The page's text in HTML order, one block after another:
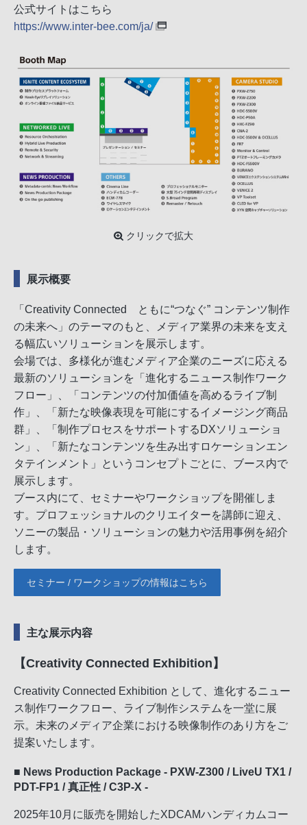
公式サイトはこちら
https://www.inter-bee.com/ja/
クリックで拡大
展示概要
「Creativity Connected ともに“つなぐ” コンテンツ制作
の未来へ」のテーマのもと、メディア業界の未来を支え
る幅広いソリューションを展示します。
会場では、多様化が進むメディア企業のニーズに応える
最新のソリューションを「進化するニュース制作ワーク
フロー」、「コンテンツの付加価値を高めるライブ制
作」、「新たな映像表現を可能にするイメージング商品
群」、「制作プロセスをサポートするDXソリューショ
ン」、「新たなコンテンツを生み出すロケーションエン
タテインメント」というコンセプトごとに、ブース内で
展示します。
ブース内にて、セミナーやワークショップを開催しま
す。プロフェッショナルのクリエイターを講師に迎え、
ソニーの製品・ソリューションの魅力や活用事例を紹介
します。
セミナー / ワークショップの情報はこちら
主な展示内容
【Creativity Connected Exhibition】
Creativity Connected Exhibition として、進化するニュー
ス制作ワークフロー、ライブ制作システムを一堂に展
示。未来のメディア企業における映像制作のあり方をご
提案いたします。
■ News Production Package - PXW-Z300 / LiveU TX1 /
PDT-FP1 / 真正性 / C3P-X -
2025年10月に販売を開始したXDCAMハンディカムコー